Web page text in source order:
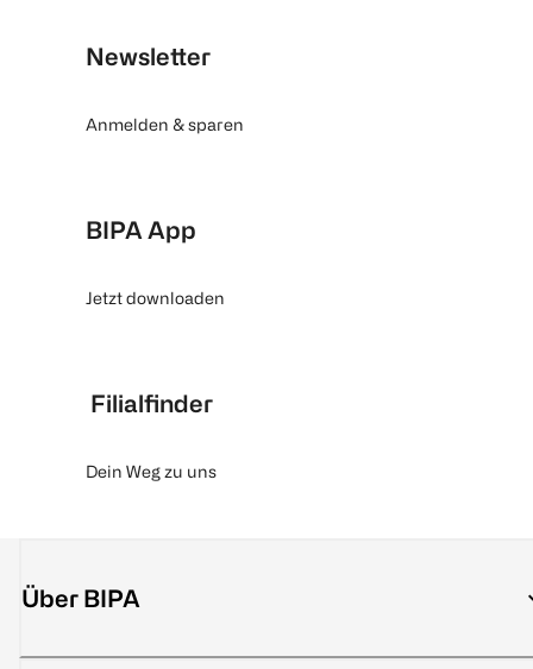
Newsletter
Anmelden & sparen
BIPA App
Jetzt downloaden
Filialfinder
Dein Weg zu uns
Über BIPA